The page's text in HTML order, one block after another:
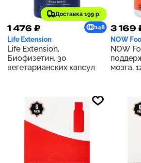
Доставка 199 р.
1 476 ₽ 148
Life Extension
Life Extension,
Биофизетин, 30
вегетарианских капсул
3 169
NOW
NOW
мозга,